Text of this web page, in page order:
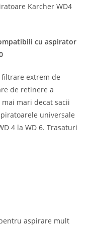
Karcher WD4
cu aspirator
filtrare extrem de
de retinere a
mari decat sacii
universale
4 la WD 6. Trasaturi
aspirare mult